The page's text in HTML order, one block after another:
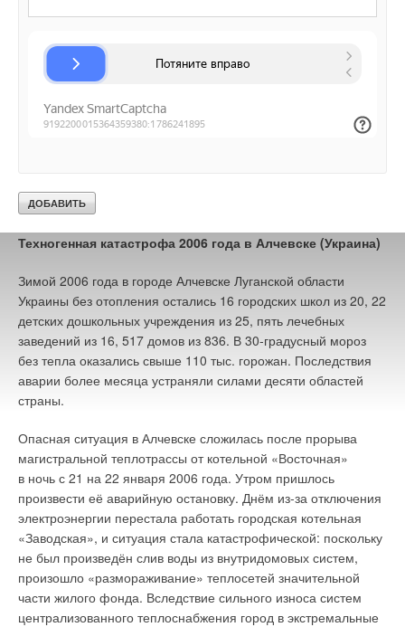
многие миллиарды гривен долгов теплосетей на долги
муниципалитетов.
Верную оценку этому явлению дал мэр Мариуполя Вадим
Бойченко: «Да, такая реструктуризация возможна, но
Техногенная катастрофа 2006 года в Алчевске (Украина)
Зимой 2006 года в городе Алчевске Луганской области
Украины без отопления остались 16 городских школ из 20, 22
детских дошкольных учреждения из 25, пять лечебных
заведений из 16, 517 домов из 836. В 30-градусный мороз
без тепла оказались свыше 110 тыс. горожан. Последствия
аварии более месяца устраняли силами десяти областей
страны.
Опасная ситуация в Алчевске сложилась после прорыва
магистральной теплотрассы от котельной «Восточная»
в ночь с 21 на 22 января 2006 года. Утром пришлось
произвести её аварийную остановку. Днём из-за отключения
электроэнергии перестала работать городская котельная
«Заводская», и ситуация стала катастрофической: поскольку
не был произведён слив воды из внутридомовых систем,
произошло «размораживание» теплосетей значительной
части жилого фонда. Вследствие сильного износа систем
централизованного теплоснабжения город в экстремальные